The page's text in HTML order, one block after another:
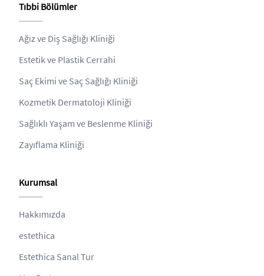
Tıbbi Bölümler
Ağız ve Diş Sağlığı Kliniği
Estetik ve Plastik Cerrahi
Saç Ekimi ve Saç Sağlığı Kliniği
Kozmetik Dermatoloji Kliniği
Sağlıklı Yaşam ve Beslenme Kliniği
Zayıflama Kliniği
Kurumsal
Hakkımızda
estethica
Estethica Sanal Tur